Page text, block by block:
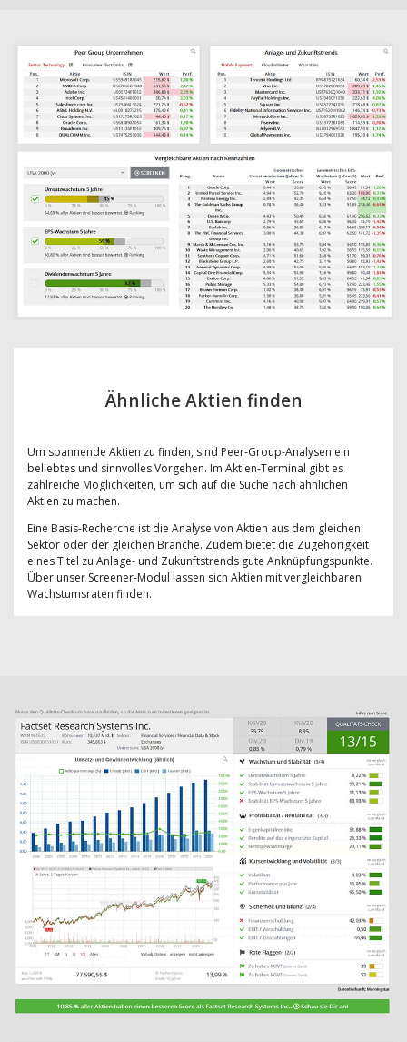
Ähnliche Aktien finden
Um spannende Aktien zu finden, sind Peer-Group-Analysen ein
beliebtes und sinnvolles Vorgehen. Im Aktien-Terminal gibt es
zahlreiche Möglichkeiten, um sich auf die Suche nach ähnlichen
Aktien zu machen.
Eine Basis-Recherche ist die Analyse von Aktien aus dem gleichen
Sektor oder der gleichen Branche. Zudem bietet die Zugehörigkeit
eines Titel zu Anlage- und Zukunftstrends gute Anknüpfungspunkte.
Über unser Screener-Modul lassen sich Aktien mit vergleichbaren
Wachstumsraten finden.